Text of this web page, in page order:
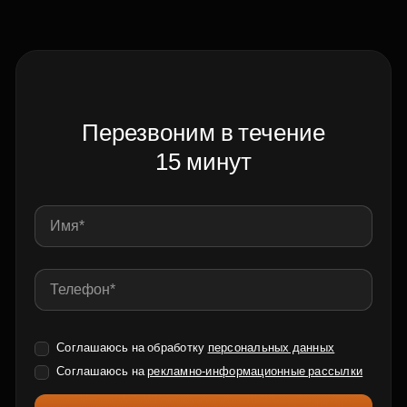
Перезвоним в течение
15 минут
Соглашаюсь на обработку персональных данных
Соглашаюсь нарекламно-информационные рассылки